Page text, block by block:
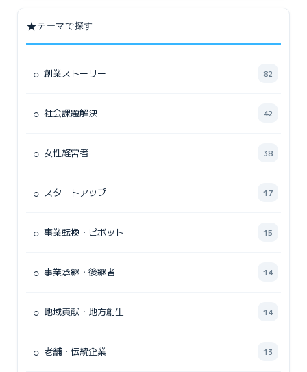
★テーマで探す
○ 創業ストーリー 82
○ 社会課題解決 42
○ 女性経営者 38
○ スタートアップ 17
○ 事業転換・ピボット 15
○ 事業承継・後継者 14
○ 地域貢献・地方創生 14
○ 老舗・伝統企業 13